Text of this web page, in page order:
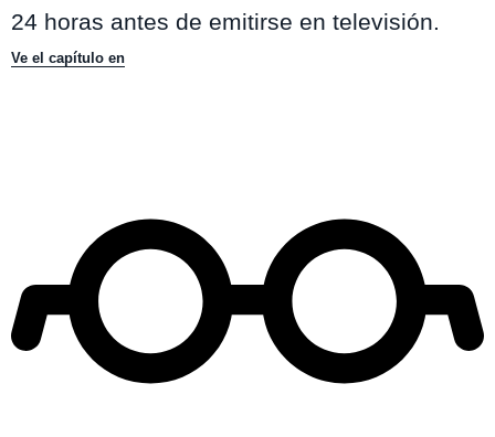
24 horas antes de emitirse en televisión.
Ve el capítulo en